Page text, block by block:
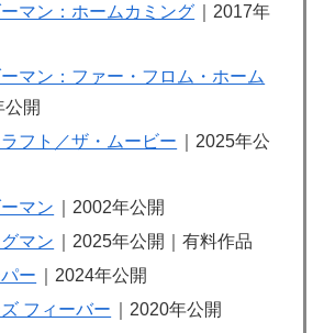
マン：ホームカミング ｜2017年
マン：ファー・フロム・ホーム
公開
フト／ザ・ムービー
｜2025年公
マン
｜2002年公開
マン
｜2025年公開｜有料作品
ー
｜2024年公開
フィーバー
｜2020年公開